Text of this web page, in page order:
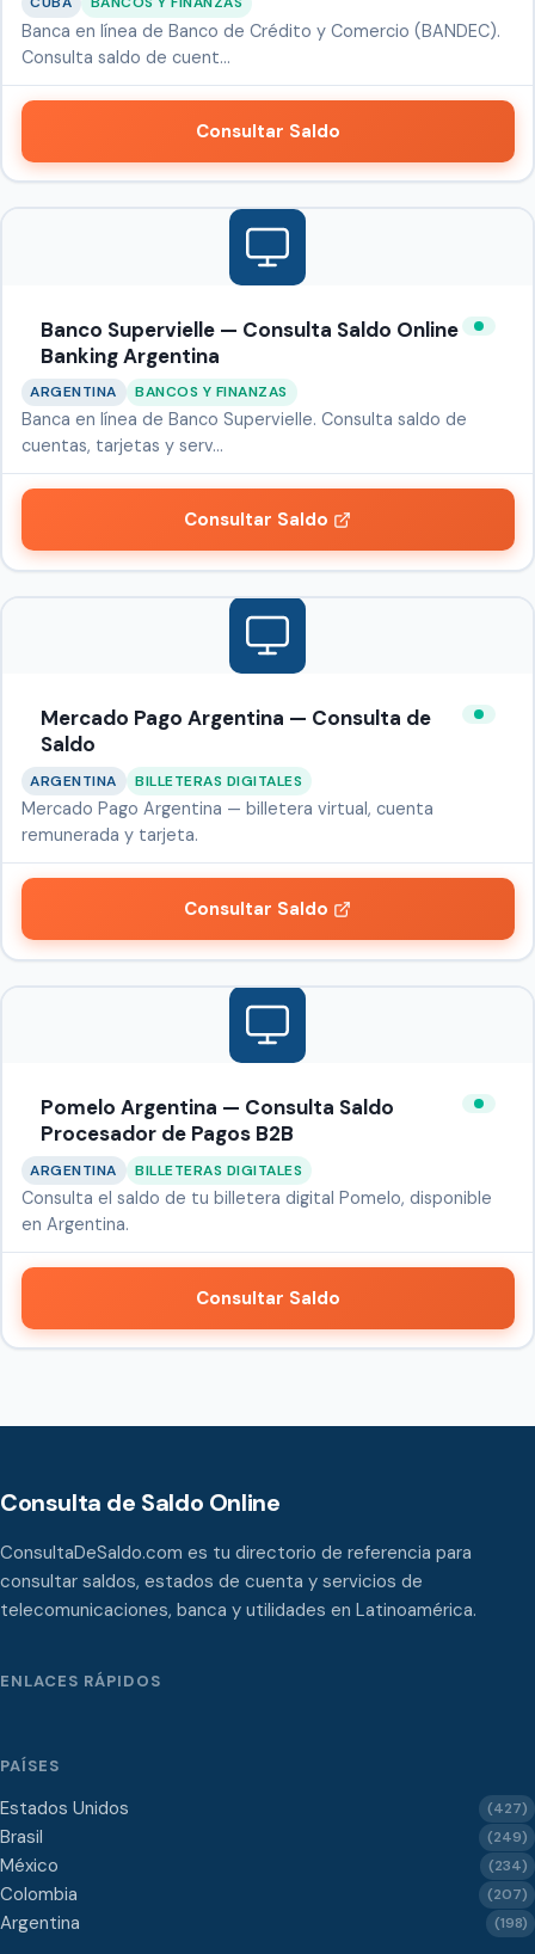
Banca en línea de Banco de Crédito y Comercio (BANDEC).
Consulta saldo de cuent…
Consultar Saldo
Banco Supervielle — Consulta Saldo Online
Banking Argentina
ARGENTINA BANCOS Y FINANZAS
Banca en línea de Banco Supervielle. Consulta saldo de
cuentas, tarjetas y serv…
Consultar Saldo
Mercado Pago Argentina — Consulta de
Saldo
ARGENTINA BILLETERAS DIGITALES
Mercado Pago Argentina — billetera virtual, cuenta
remunerada y tarjeta.
Consultar Saldo
Pomelo Argentina — Consulta Saldo
Procesador de Pagos B2B
ARGENTINA BILLETERAS DIGITALES
Consulta el saldo de tu billetera digital Pomelo, disponible
en Argentina.
Consultar Saldo
Consulta de Saldo Online
ConsultaDeSaldo.com es tu directorio de referencia para
consultar saldos, estados de cuenta y servicios de
telecomunicaciones, banca y utilidades en Latinoamérica.
ENLACES RÁPIDOS
PAÍSES
Estados Unidos (427)
Brasil (249)
México (234)
Colombia (207)
Argentina (198)